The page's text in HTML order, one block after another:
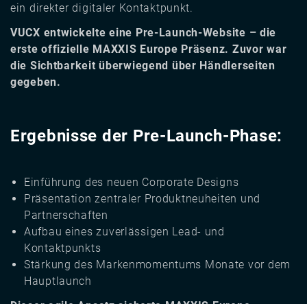
ein direkter digitaler Kontaktpunkt.
VUCX entwickelte eine Pre-Launch-Website – die
erste offizielle MAXXIS Europe Präsenz. Zuvor war
die Sichtbarkeit überwiegend über Händlerseiten
gegeben.
Ergebnisse der Pre-Launch-Phase:
Einführung des neuen Corporate Designs
Präsentation zentraler Produktneuheiten und
Partnerschaften
Aufbau eines zuverlässigen Lead- und
Kontaktpunkts
Stärkung des Markenmomentums Monate vor dem
Hauptlaunch